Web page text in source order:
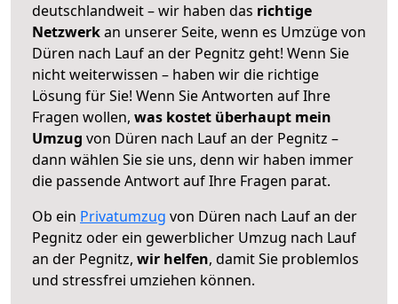
deutschlandweit – wir haben das richtige
Netzwerkan unserer Seite, wenn es Umzüge von
Düren nach Lauf an der Pegnitz geht! Wenn Sie
nicht weiterwissen – haben wir die richtige
Lösung für Sie! Wenn Sie Antworten auf Ihre
Fragen wollen, was kostet überhaupt mein
Umzug von Düren nach Lauf an der Pegnitz –
dann wählen Sie sie uns, denn wir haben immer
die passende Antwort auf Ihre Fragen parat.
Ob ein Privatumzug von Düren nach Lauf an der
Pegnitz oder ein gewerblicher Umzug nach Lauf
an der Pegnitz, wir helfen, damit Sie problemlos
und stressfrei umziehen können.